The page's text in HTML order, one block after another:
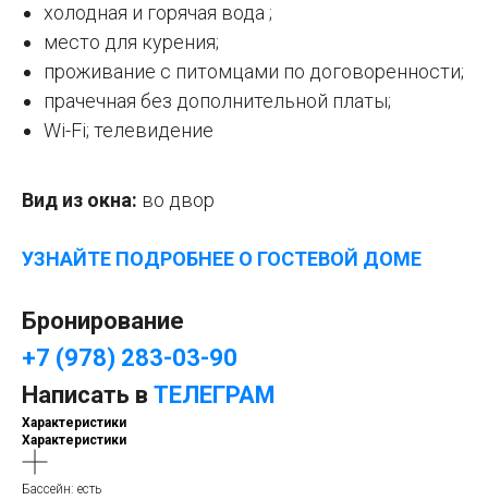
холодная и горячая вода ;
место для курения;
проживание с питомцами по договоренности;
прачечная без дополнительной платы;
Wi-Fi; телевидение
Вид из окна: во двор
УЗНАЙТЕ ПОДРОБНЕЕ О ГОСТЕВОЙ ДОМЕ
Бронирование
+7 (978) 283-03-90
Написать в ТЕЛЕГРАМ
Характеристики
Характеристики
Бассейн: есть